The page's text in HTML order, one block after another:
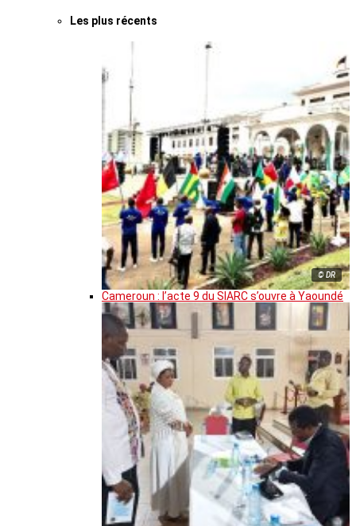
Les plus récents
© DR
Cameroun : l’acte 9 du SIARC s’ouvre à Yaoundé